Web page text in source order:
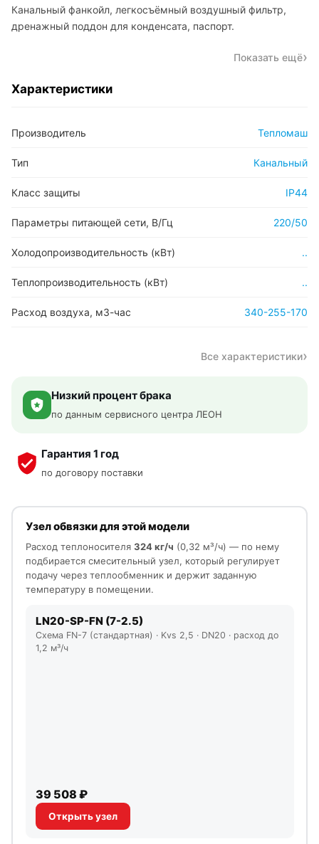
Канальный фанкойл, легкосъёмный воздушный фильтр,
дренажный поддон для конденсата, паспорт.
Показать ещё
Характеристики
Производитель Тепломаш
Тип Канальный
Класс защиты IP44
Параметры питающей сети, В/Гц 220/50
Холодопроизводительность (кВт) ..
Теплопроизводительность (кВт) ..
Расход воздуха, м3-час 340-255-170
Все характеристики
Низкий процент брака
по данным сервисного центра ЛЕОН
Гарантия 1 год
по договору поставки
Узел обвязки для этой модели
Расход теплоносителя 324 кг/ч (0,32 м³/ч) — по нему
подбирается смесительный узел, который регулирует
подачу через теплообменник и держит заданную
температуру в помещении.
LN20-SP-FN (7-2.5)
Схема FN-7 (стандартная) · Kvs 2,5 · DN20 · расход до
1,2 м³/ч
39 508 ₽
Открыть узел